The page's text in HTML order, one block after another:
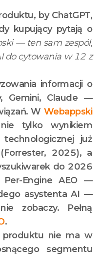
by ChatGPT,
kupujący pytają o
— ten sam zespół,
do cytowania w 12 z
informacji o
Gemini, Claude —
W Webappski
tylko wynikiem
już
2025), a
do 2026
Engine AEO —
asystenta AI —
zobaczy. Pełną
.
produktu nie ma w
segmentu